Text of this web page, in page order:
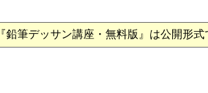
『鉛筆デッサン講座・無料版』は公開形